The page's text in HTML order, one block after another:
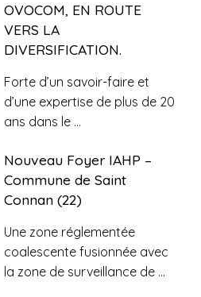
OVOCOM, EN ROUTE
VERS LA
DIVERSIFICATION.
Forte d’un savoir-faire et
d’une expertise de plus de 20
ans dans le ...
Nouveau Foyer IAHP –
Commune de Saint
Connan (22)
Une zone réglementée
coalescente fusionnée avec
la zone de surveillance de ...